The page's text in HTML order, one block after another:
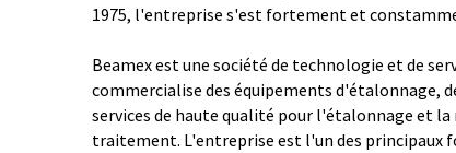
1975, l'entreprise s'est fortement et
Beamex est une société de technologie et de
commercialise des équipements d'étalonnage,
services de haute qualité pour l'étalonnage et
traitement. L'entreprise est l'un des principaux